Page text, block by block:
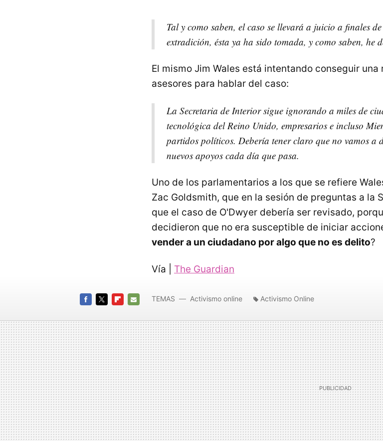
Tal y como saben, el caso se llevará a juicio a finales
extradición, ésta ya ha sido tomada, y como saben, he
El mismo Jim Wales está intentando conseguir una
asesores para hablar del caso:
La Secretaria de Interior sigue ignorando a miles de
tecnológica del Reino Unido, empresarios e incluso
partidos políticos. Debería tener claro que no vamos a
nuevos apoyos cada día que pasa.
Uno de los parlamentarios a los que se refiere
Zac Goldsmith, que en la sesión de preguntas a la
que el caso de O'Dwyer debería ser revisado,
decidieron que no era susceptible de iniciar
vender a un ciudadano por algo que no es delito?
Vía | The Guardian
MAIL
TEMAS Activismo online Activismo Online